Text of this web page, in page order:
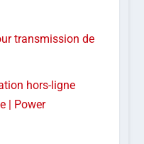
transmission de
hors-ligne
| Power